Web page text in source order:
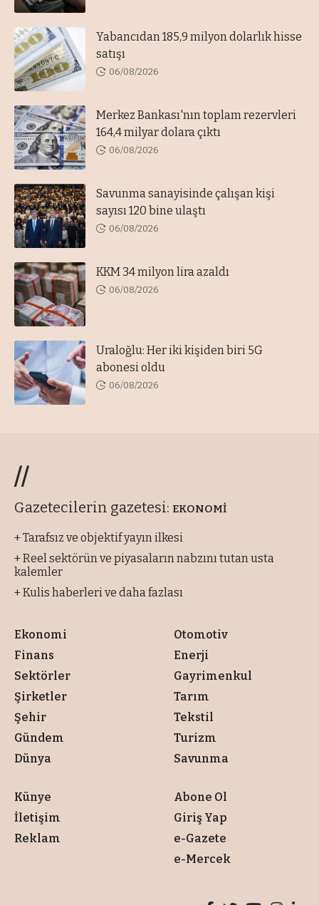
Yabancıdan 185,9 milyon dolarlık hisse
satışı
06/08/2026
Merkez Bankası'nın toplam rezervleri
164,4 milyar dolara çıktı
06/08/2026
Savunma sanayisinde çalışan kişi
sayısı 120 bine ulaştı
06/08/2026
KKM 34 milyon lira azaldı
06/08/2026
Uraloğlu: Her iki kişiden biri 5G
abonesi oldu
06/08/2026
//
Gazetecilerin gazetesi: EKONOMİ
+ Tarafsız ve objektif yayın ilkesi
+ Reel sektörün ve piyasaların nabzını tutan usta
kalemler
+ Kulis haberleri ve daha fazlası
Ekonomi
Finans
Sektörler
Şirketler
Şehir
Gündem
Dünya
Otomotiv
Enerji
Gayrimenkul
Tarım
Tekstil
Turizm
Savunma
Künye
İletişim
Reklam
Abone Ol
Giriş Yap
e-Gazete
e-Mercek